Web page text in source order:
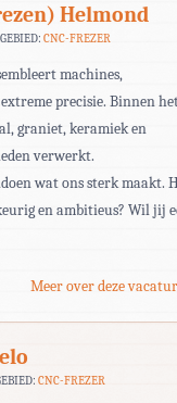
Helmond
CNC-FREZER
machines,
precisie. Binnen
graniet, keramiek en
verwerkt.
wat ons sterk maakt.
en ambitieus? Wil jij
Meer over deze
CNC-FREZER